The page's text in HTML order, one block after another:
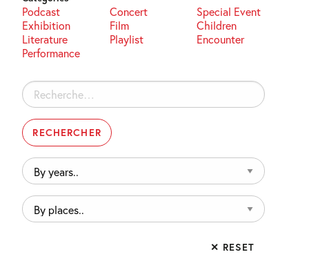
Podcast Concert
Special Event
Exhibition
Film
Children
Literature
Playlist
Encounter
Performance
Rechercher :
By
years..
By
places..
✕ RESET